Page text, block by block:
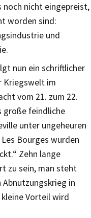
noch nicht eingepreist,
worden sind:
und
nun ein schriftlicher
Kriegswelt im
vom 21. zum 22.
große feindliche
unter ungeheuren
Bourges wurden
Zehn lange
zu sein, man steht
in
Vorteil wird